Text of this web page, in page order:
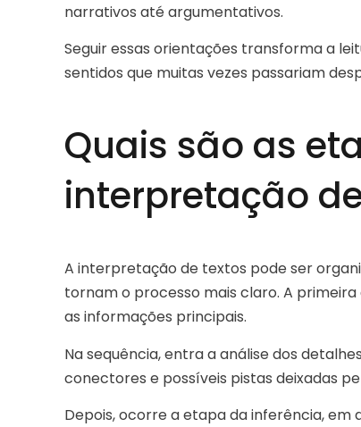
narrativos até argumentativos.
Seguir essas orientações transforma a
sentidos que muitas vezes passariam
Quais são as
interpretação
A interpretação de textos pode ser
tornam o processo mais claro. A
as informações principais.
Na sequência, entra a análise dos
conectores e possíveis pistas deixadas
Depois, ocorre a etapa da inferência,